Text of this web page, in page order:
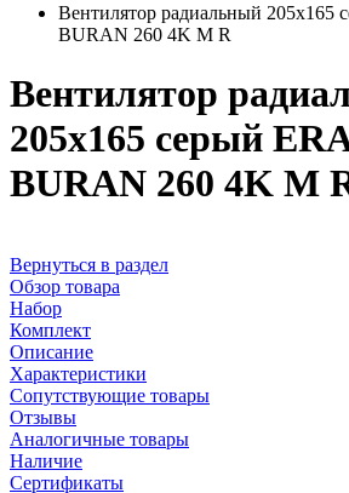
Вентилятор радиальный 205х165
BURAN 260 4K M R
Вентилятор
205х165 серый
BURAN 260 4K M
Вернуться в раздел
Обзор товара
Набор
Комплект
Описание
Характеристики
Сопутствующие товары
Отзывы
Аналогичные товары
Наличие
Сертификаты